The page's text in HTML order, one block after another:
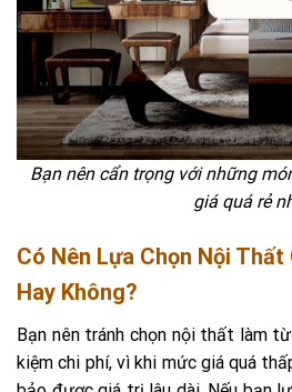
Bạn nên cẩn trọng với những
giá quá rẻ
Có Nên Lựa Chọn Nội Thất
Hay Không?
Bạn nên tránh chọn nội thất làm
kiệm chi phí, vì khi mức giá quá